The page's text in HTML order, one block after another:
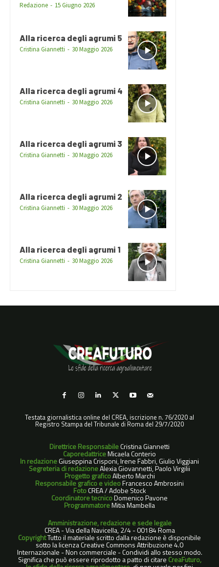
Redazione - 15 Giugno 2026
Alla ricerca degli agrumi 5
Cristina Giannetti - 30 Maggio 2026
Alla ricerca degli agrumi 4
Cristina Giannetti - 30 Maggio 2026
Alla ricerca degli agrumi 3
Cristina Giannetti - 30 Maggio 2026
Alla ricerca degli agrumi 2
Cristina Giannetti - 30 Maggio 2026
Alla ricerca degli agrumi 1
Cristina Giannetti - 30 Maggio 2026
Testata giornalistica online del CREA, iscrizione n. 76/2020 al
Registro Stampa del Tribunale di Roma del 29/7/2020
Direttrice ResponsabileCristina Giannetti
CaporedattriceMicaela Conterio
In redazioneGiuseppina Crisponi, Irene Fabbri, Giulio Viggiani
Segreteria di redazioneAlexia Giovannetti, Paolo Virgilii
Progetto graficoAlberto Marchi
Responsabile grafico e videoFrancesco Ambrosini
FotoCREA / Adobe Stock
Coordinatore tecnicoDomenico Pavone
ProgrammatoreMitia Mambella
Amministrazione, redazione e sede legale
CREA - Via della Navicella, 2/4 - 00184 Roma
CopyrightTutto il materiale scritto dalla redazione è disponibile
sotto la licenza Creative Commons Attribuzione 4.0
Internazionale - Non commerciale - Condividi allo stesso modo.
Significa che può essere riprodotto a patto di citare CreaFuturo,